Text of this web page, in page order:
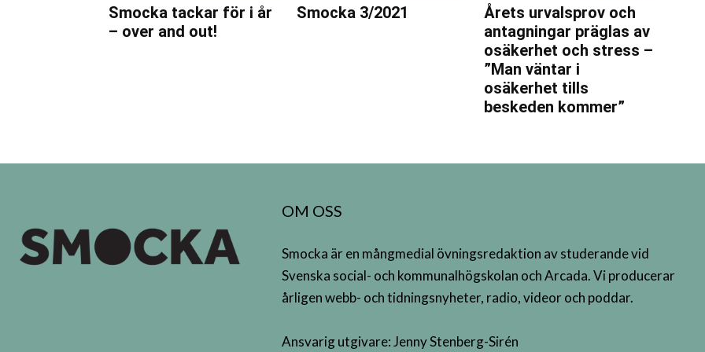
Smocka tackar för i år
– over and out!
Smocka 3/2021
Årets urvalsprov och
antagningar präglas av
osäkerhet och stress –
”Man väntar i
osäkerhet tills
beskeden kommer”
OM OSS
Smocka är en mångmedial övningsredaktion av studerande vid
Svenska social- och kommunalhögskolan och Arcada. Vi producerar
årligen webb- och tidningsnyheter, radio, videor och poddar.
Ansvarig utgivare: Jenny Stenberg-Sirén